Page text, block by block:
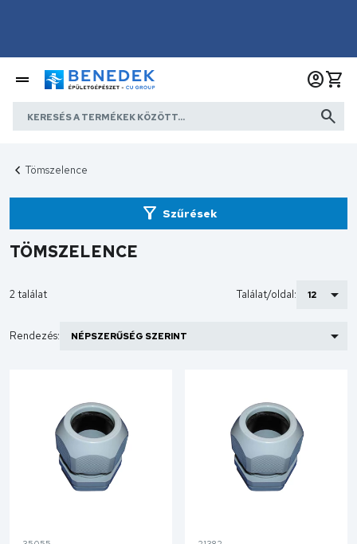
Tömszelence
TÖMSZELENCE
2 találat Találat/oldal:
Rendezés:
Szűrések